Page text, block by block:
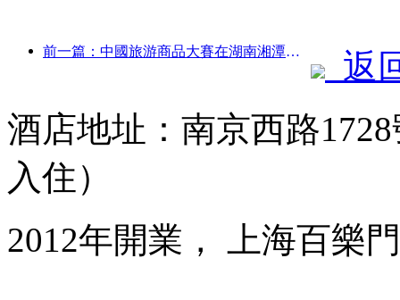
前一篇：中國旅游商品大賽在湖南湘潭成功舉辦
返
酒店地址：南京西路
入住）
2012年開業， 上海百